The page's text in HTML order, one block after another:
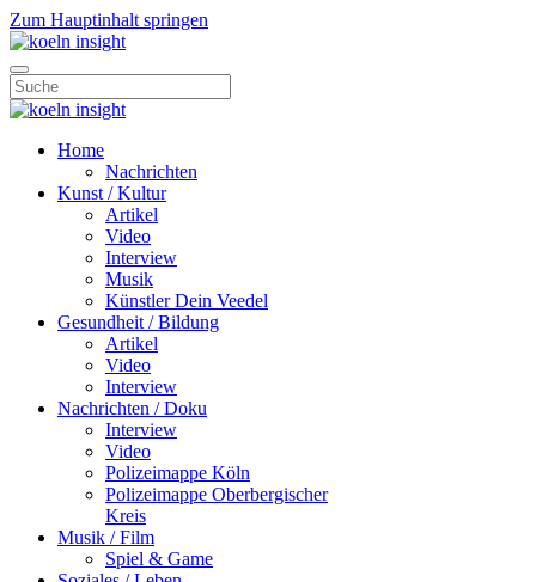
Zum Hauptinhalt springen
Home
Nachrichten
Kunst / Kultur
Artikel
Video
Interview
Musik
Künstler Dein Veedel
Gesundheit / Bildung
Artikel
Video
Interview
Nachrichten / Doku
Interview
Video
Polizeimappe Köln
Polizeimappe Oberbergischer
Kreis
Musik / Film
Spiel & Game